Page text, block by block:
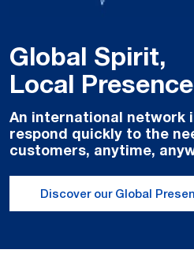
Global Spirit,
Local
An international network
respond quickly to the
customers, anytime,
Discover our Global